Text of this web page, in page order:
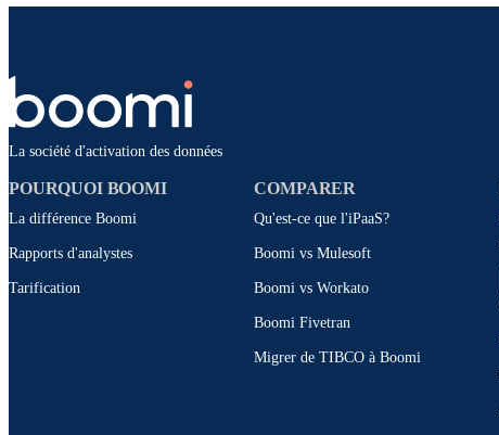
La société d'activation des données
POURQUOI BOOMI
La différence Boomi
Rapports d'analystes
Tarification
COMPARER
Qu'est-ce que l'iPaaS?
Boomi vs Mulesoft
Boomi vs Workato
Boomi Fivetran
Migrer de TIBCO à Boomi